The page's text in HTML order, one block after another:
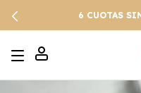
6 CUOTAS